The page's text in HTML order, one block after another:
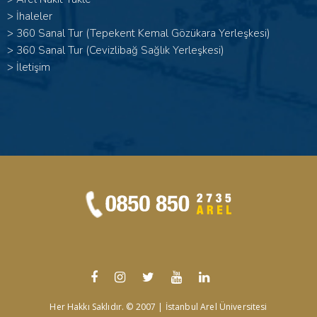
> İhaleler
> 360 Sanal Tur (Tepekent Kemal Gözükara Yerleşkesi)
> 360 Sanal Tur (Cevizlibağ Sağlık Yerleşkesi)
> İletişim
Her Hakkı Saklıdır. © 2007 | İstanbul Arel Üniversitesi